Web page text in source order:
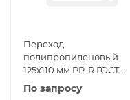
Переход
полипропиленовый
125х110 мм PP-R ГОСТ
32415-2013
По запросу